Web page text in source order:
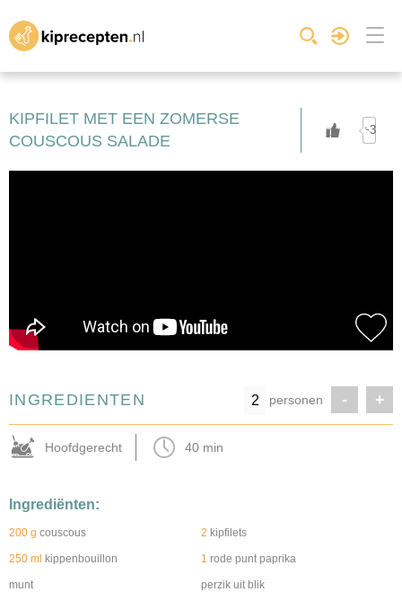
KIPFILET MET EEN ZOMERSE
COUSCOUS SALADE
+3
INGREDIENTEN personen - +
Hoofdgerecht 40 min
Ingrediënten:
200 g couscous 2 kipfilets
250 ml kippenbouillon 1 rode punt paprika
munt perzik uit blik